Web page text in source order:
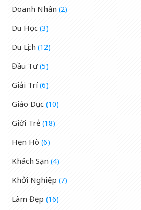
Doanh Nhân (2)
Du Học (3)
Du Lịch (12)
Đầu Tư(5)
Giải Trí(6)
Giáo Dục (10)
Giới Trẻ (18)
Hẹn Hò (6)
Khách Sạn (4)
Khởi Nghiệp (7)
Làm Đẹp (16)